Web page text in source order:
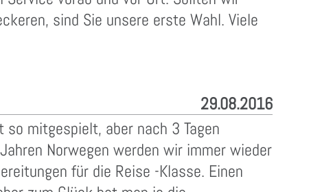
sind Sie unsere erste Wahl. Viele
29.08.2016
mitgespielt, aber nach 3 Tagen
Norwegen werden wir immer wieder
für die Reise -Klasse. Einen